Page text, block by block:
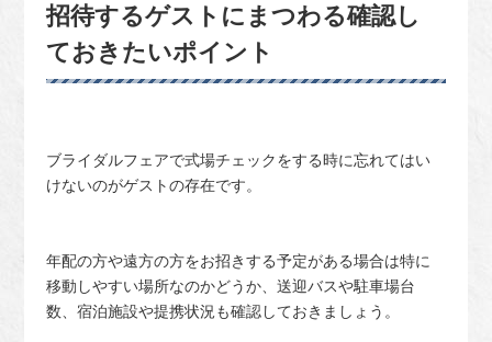
招待するゲストにまつわる確認し
ておきたいポイント
ブライダルフェアで式場チェックをする時に忘れてはい
けないのがゲストの存在です。
年配の方や遠方の方をお招きする予定がある場合は特に
移動しやすい場所なのかどうか、送迎バスや駐車場台
数、宿泊施設や提携状況も確認しておきましょう。